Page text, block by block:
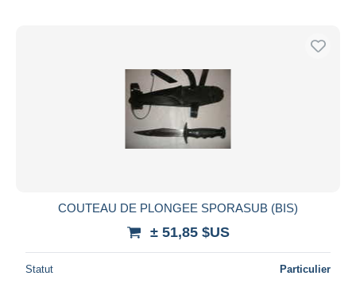
COUTEAU DE PLONGEE SPORASUB (BIS)
± 51,85 $US
Statut Particulier